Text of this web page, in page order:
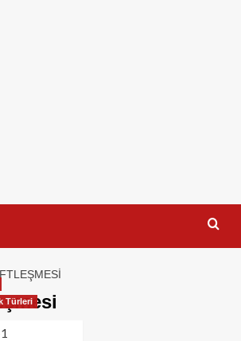
Türleri